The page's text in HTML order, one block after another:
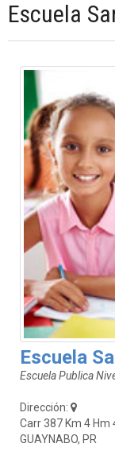
Escuela
Escuela
Escuela Publica
Dirección:
Carr 387 Km 4 Hm
GUAYNABO, PR